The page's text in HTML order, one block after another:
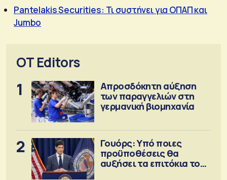
Pantelakis Securities: Τι συστήνει για ΟΠΑΠ και
Jumbo
OT Editors
1
Απροσδόκητη αύξηση
των παραγγελιών στη
γερμανική βιομηχανία
2
Γουόρς: Υπό ποιες
προϋποθέσεις θα
αυξήσει τα επιτόκια τον